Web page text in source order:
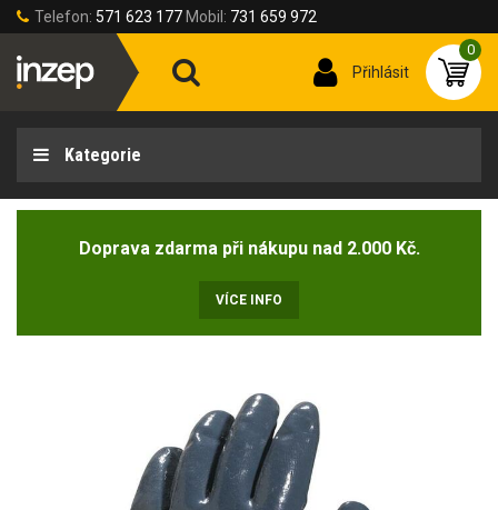
Telefon: 571 623 177 Mobil: 731 659 972
Přihlásit
0
Kategorie
Doprava zdarma při nákupu nad 2.000 Kč.
VÍCE INFO